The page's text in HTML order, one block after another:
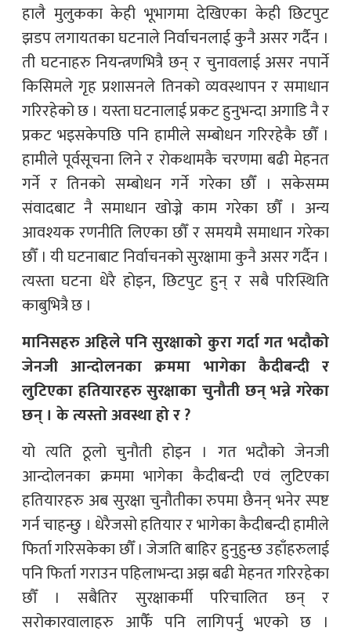
हालै मुलुकका केही भूभागमा देखिएका केही छिटपुट
झडप लगायतका घटनाले निर्वाचनलाई कुनै असर गर्दैन ।
ती घटनाहरु नियन्त्रणभित्रै छन् र चुनावलाई असर नपार्ने
किसिमले गृह प्रशासनले तिनको व्यवस्थापन र समाधान
गरिरहेको छ । यस्ता घटनालाई प्रकट हुनुभन्दा अगाडि नै र
प्रकट भइसकेपछि पनि हामीले सम्बोधन गरिरहेकै छौँ ।
हामीले पूर्वसूचना लिने र रोकथामकै चरणमा बढी मेहनत
गर्ने र तिनको सम्बोधन गर्ने गरेका छौँ । सकेसम्म
संवादबाट नै समाधान खोज्ने काम गरेका छौँ । अन्य
आवश्यक रणनीति लिएका छौँ र समयमै समाधान गरेका
छौँ । यी घटनाबाट निर्वाचनको सुरक्षामा कुनै असर गर्दैन ।
त्यस्ता घटना धेरै होइन, छिटपुट हुन् र सबै परिस्थिति
काबुभित्रै छ ।
मानिसहरु अहिले पनि सुरक्षाको कुरा गर्दा गत भदौको
जेनजी आन्दोलनका क्रममा भागेका कैदीबन्दी र
लुटिएका हतियारहरु सुरक्षाका चुनौती छन् भन्ने गरेका
छन् । के त्यस्तो अवस्था हो र ?
यो त्यति ठूलो चुनौती होइन । गत भदौको जेनजी
आन्दोलनका क्रममा भागेका कैदीबन्दी एवं लुटिएका
हतियारहरु अब सुरक्षा चुनौतीका रुपमा छैनन् भनेर स्पष्ट
गर्न चाहन्छु । धेरैजसो हतियार र भागेका कैदीबन्दी हामीले
फिर्ता गरिसकेका छौँ । जेजति बाहिर हुनुहुन्छ उहाँहरुलाई
पनि फिर्ता गराउन पहिलाभन्दा अझ बढी मेहनत गरिरहेका
छौँ । सबैतिर सुरक्षाकर्मी परिचालित छन् र
सरोकारवालाहरु आफैँ पनि लागिपर्नु भएको छ ।